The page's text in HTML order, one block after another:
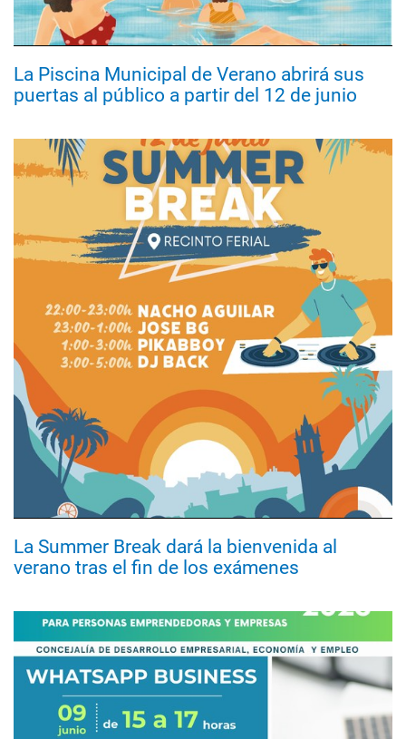
La Piscina Municipal de Verano abrirá sus
puertas al público a partir del 12 de junio
La Summer Break dará la bienvenida al
verano tras el fin de los exámenes